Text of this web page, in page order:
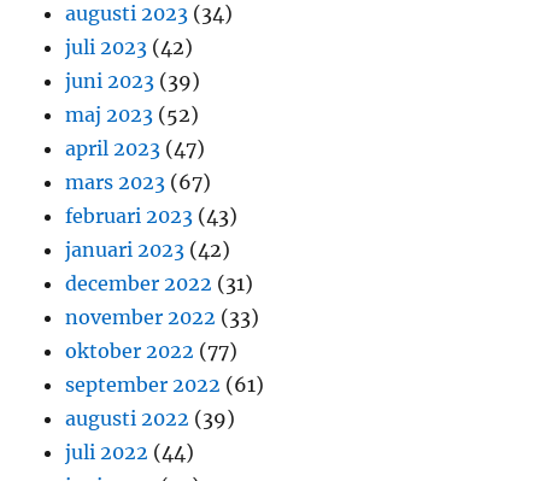
augusti 2023 (34)
juli 2023 (42)
juni 2023 (39)
maj 2023 (52)
april 2023 (47)
mars 2023 (67)
februari 2023 (43)
januari 2023 (42)
december 2022 (31)
november 2022 (33)
oktober 2022 (77)
september 2022 (61)
augusti 2022 (39)
juli 2022 (44)